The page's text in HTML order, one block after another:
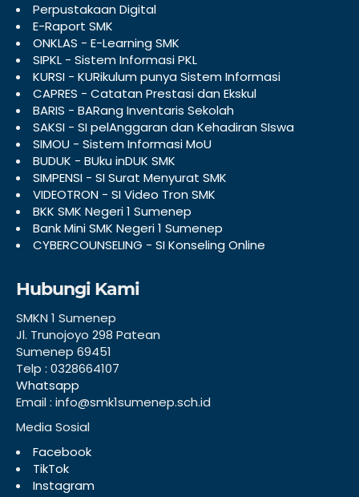
Perpustakaan Digital
E-Raport SMK
ONKLAS - E-Learning SMK
SIPKL - Sistem Informasi PKL
KURSI - KURikulum punya Sistem Informasi
CAPRES - Catatan Prestasi dan Ekskul
BARIS - BARang Inventaris Sekolah
SAKSI - SI pelAnggaran dan Kehadiran SIswa
SIMOU - Sistem Informasi MoU
BUDUK - BUku inDUK SMK
SIMPENSI - SI Surat Menyurat SMK
VIDEOTRON - SI Video Tron SMK
BKK SMK Negeri 1 Sumenep
Bank Mini SMK Negeri 1 Sumenep
CYBERCOUNSELING - SI Konseling Online
Hubungi Kami
SMKN 1 Sumenep
Jl. Trunojoyo 298 Patean
Sumenep 69451
Telp : 0328664107
Whatsapp
Email : info@smk1sumenep.sch.id
Media Sosial
Facebook
TikTok
Instagram